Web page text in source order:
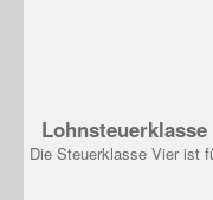
Lohnsteuerklasse
Die Steuerklasse Vier ist